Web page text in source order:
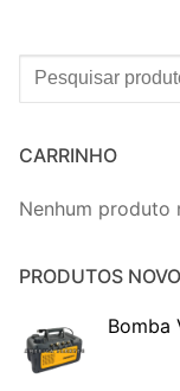
Procurar:
CARRINHO
Nenhum produto
PRODUTOS
Bomba